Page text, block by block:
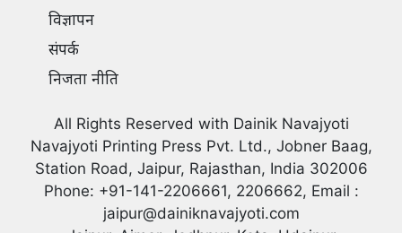
विज्ञापन
संपर्क
निजता नीति
All Rights Reserved with Dainik Navajyoti
Navajyoti Printing Press Pvt. Ltd., Jobner Baag,
Station Road, Jaipur, Rajasthan, India 302006
Phone: +91-141-2206661, 2206662, Email :
jaipur@dainiknavajyoti.com